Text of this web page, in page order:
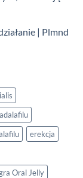
| Plmnd
erekcja
Oral Jelly